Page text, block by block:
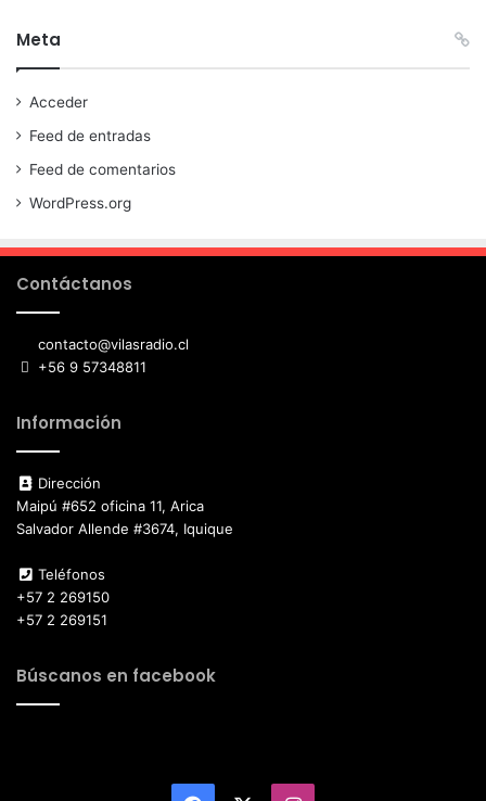
Meta
Acceder
Feed de entradas
Feed de comentarios
WordPress.org
Contáctanos
contacto@vilasradio.cl
+56 9 57348811
Información
Dirección
Maipú #652 oficina 11, Arica
Salvador Allende #3674, Iquique
Teléfonos
+57 2 269150
+57 2 269151
Búscanos en facebook